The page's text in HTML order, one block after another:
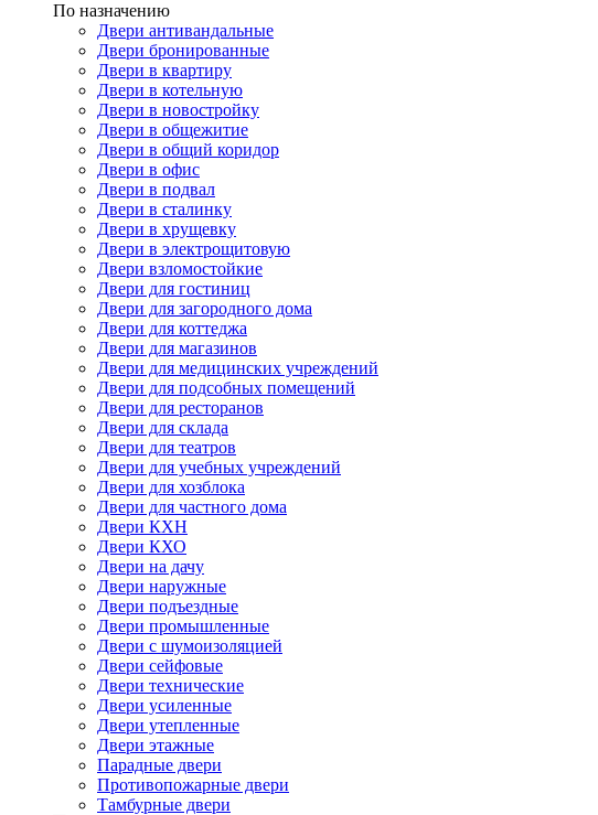
По назначению
Двери антивандальные
Двери бронированные
Двери в квартиру
Двери в котельную
Двери в новостройку
Двери в общежитие
Двери в общий коридор
Двери в офис
Двери в подвал
Двери в сталинку
Двери в хрущевку
Двери в электрощитовую
Двери взломостойкие
Двери для гостиниц
Двери для загородного дома
Двери для коттеджа
Двери для магазинов
Двери для медицинских учреждений
Двери для подсобных помещений
Двери для ресторанов
Двери для склада
Двери для театров
Двери для учебных учреждений
Двери для хозблока
Двери для частного дома
Двери КХН
Двери КХО
Двери на дачу
Двери наружные
Двери подъездные
Двери промышленные
Двери с шумоизоляцией
Двери сейфовые
Двери технические
Двери усиленные
Двери утепленные
Двери этажные
Парадные двери
Противопожарные двери
Тамбурные двери